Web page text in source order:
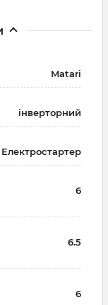
Matari
інверторний
Електростартер
6
6.5
6